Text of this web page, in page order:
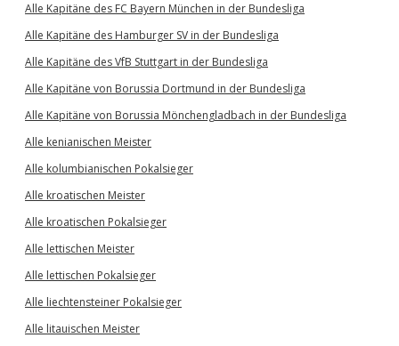
Alle Kapitäne des FC Bayern München in der Bundesliga
Alle Kapitäne des Hamburger SV in der Bundesliga
Alle Kapitäne des VfB Stuttgart in der Bundesliga
Alle Kapitäne von Borussia Dortmund in der Bundesliga
Alle Kapitäne von Borussia Mönchengladbach in der Bundesliga
Alle kenianischen Meister
Alle kolumbianischen Pokalsieger
Alle kroatischen Meister
Alle kroatischen Pokalsieger
Alle lettischen Meister
Alle lettischen Pokalsieger
Alle liechtensteiner Pokalsieger
Alle litauischen Meister